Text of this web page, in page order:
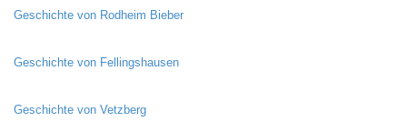
Geschichte von Rodheim Bieber
Geschichte von Fellingshausen
Geschichte von Vetzberg